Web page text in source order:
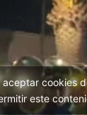
aceptar cookies
este